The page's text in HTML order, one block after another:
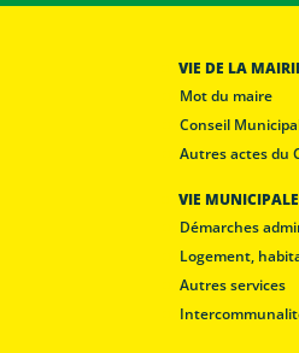
VIE DE LA
Mot du maire
Conseil
Autres actes du
VIE MUNICIPALE
Démarches
Logement,
Autres services